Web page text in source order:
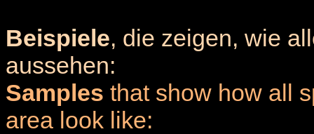
Beispiele, die zeigen, wie
aussehen:
Samples that show how all
area look like: